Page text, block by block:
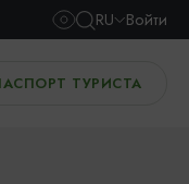
RU Войти
ТУРИСТА